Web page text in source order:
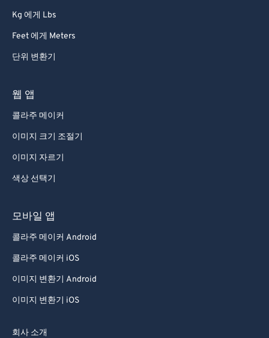
Kg 에게 Lbs
Feet 에게 Meters
단위 변환기
웹 앱
콜라주 메이커
이미지 크기 조절기
이미지 자르기
색상 선택기
모바일 앱
콜라주 메이커 Android
콜라주 메이커 iOS
이미지 변환기 Android
이미지 변환기 iOS
회사 소개